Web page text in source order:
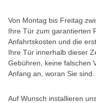
Von Montag bis Freitag
Ihre Tür zum garantierten
Anfahrtskosten und die
Ihre Tür innerhalb dieser
Gebühren, keine falschen
Anfang an, woran Sie sind.
Auf Wunsch installieren